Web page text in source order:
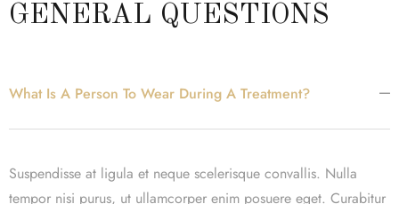
GENERAL QUESTIONS
What Is A Person To Wear During A Treatment?
Suspendisse at ligula et neque scelerisque convallis. Nulla
tempor nisi purus, ut ullamcorper enim posuere eget. Curabitur